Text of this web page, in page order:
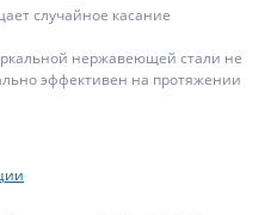
случайное касание
нержавеющей стали не
эффективен на протяжении